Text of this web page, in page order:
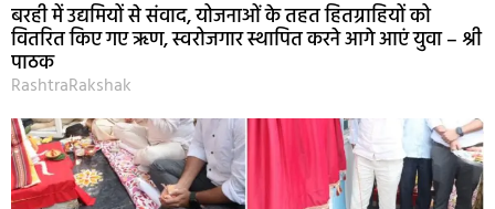
बरही में उद्यमियों से संवाद, योजनाओं के तहत हितग्राहियों को
वितरित किए गए ऋण, स्वरोजगार स्थापित करने आगे आएं युवा – श्री
पाठक
RashtraRakshak